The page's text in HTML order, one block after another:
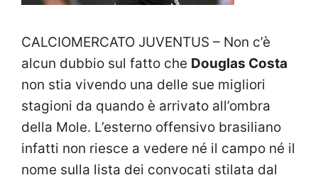
CALCIOMERCATO JUVENTUS – Non c’è
alcun dubbio sul fatto che Douglas Costa
non stia vivendo una delle sue migliori
stagioni da quando è arrivato all’ombra
della Mole. L’esterno offensivo brasiliano
infatti non riesce a vedere né il campo né il
nome sulla lista dei convocati stilata dal